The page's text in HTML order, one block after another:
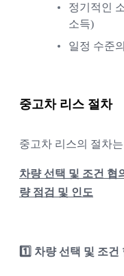
정기적인
소득)
일정 수준
중고차 리스 절차
중고차 리스의 절차
차량 선택 및 조건
량 점검 및 인도
1️⃣ 차량 선택 및 조건